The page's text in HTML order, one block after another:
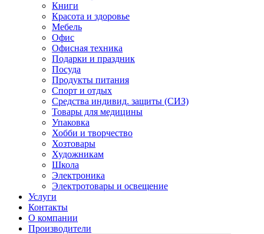
Книги
Красота и здоровье
Мебель
Офис
Офисная техника
Подарки и праздник
Посуда
Продукты питания
Спорт и отдых
Средства индивид. защиты (СИЗ)
Товары для медицины
Упаковка
Хобби и творчество
Хозтовары
Художникам
Школа
Электроника
Электротовары и освещение
Услуги
Контакты
О компании
Производители